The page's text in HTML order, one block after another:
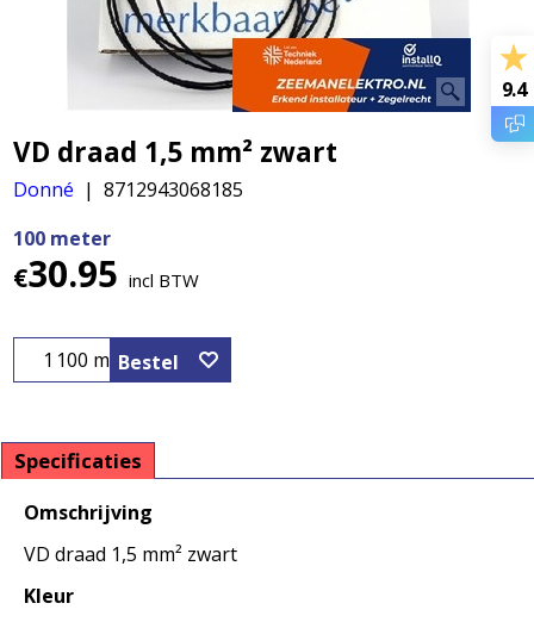
VD draad 1,5 mm² zwart
Donné
8712943068185
100 meter
€30.95 incl BTW
100 m Bestel
Specificaties
Omschrijving
VD draad 1,5 mm² zwart
Kleur
9.4